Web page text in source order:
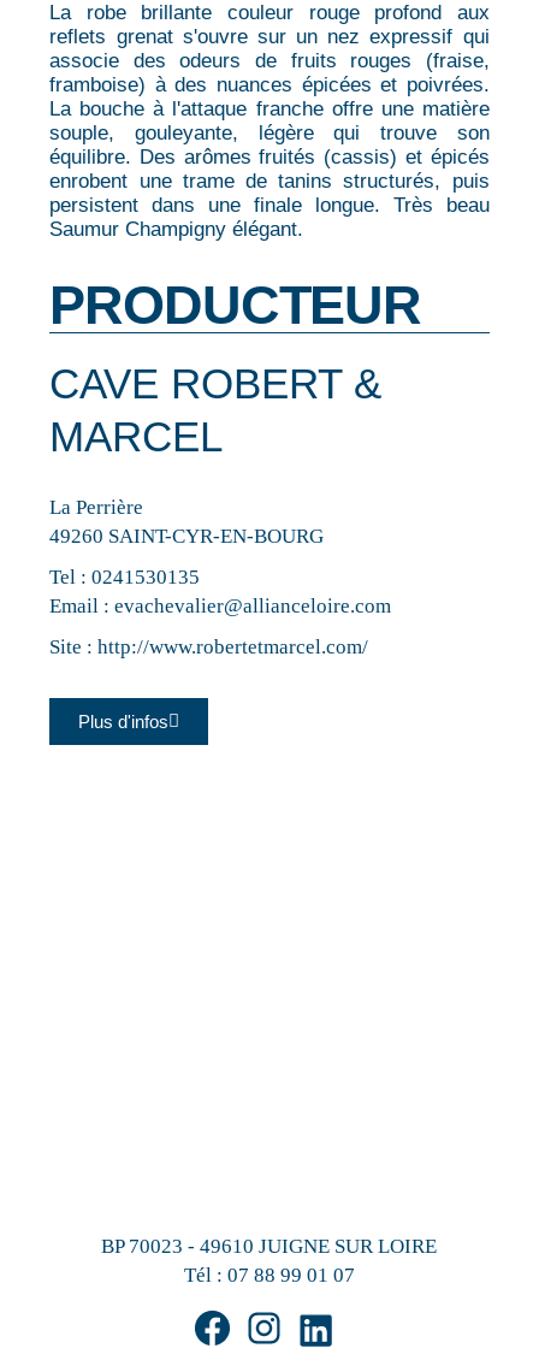
La robe brillante couleur rouge profond aux
reflets grenat s'ouvre sur un nez expressif qui
associe des odeurs de fruits rouges (fraise,
framboise) à des nuances épicées et poivrées.
La bouche à l'attaque franche offre une matière
souple, gouleyante, légère qui trouve son
équilibre. Des arômes fruités (cassis) et épicés
enrobent une trame de tanins structurés, puis
persistent dans une finale longue. Très beau
Saumur Champigny élégant.
PRODUCTEUR
CAVE ROBERT &
MARCEL
La Perrière
49260 SAINT-CYR-EN-BOURG
Tel :0241530135
Email :evachevalier@allianceloire.com
Site :http://www.robertetmarcel.com/
Plus d'infos
BP 70023 - 49610 JUIGNE SUR LOIRE
Tél : 07 88 99 01 07